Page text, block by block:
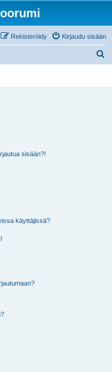
Kirjaudu sisään
Rekisteröidy
sisään?!
käyttäjissä?